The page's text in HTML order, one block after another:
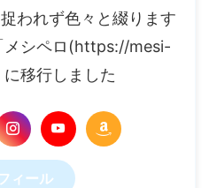
われず色々と綴ります
メシペロ(https://mesi-
移行しました
ィール